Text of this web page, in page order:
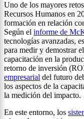
Uno de los mayores
Recursos Humanos en
formación en relación
Según el informe de
tecnologías avanzadas,
para medir y demostrar
capacitación en la
retorno de inversión
empresarial del futuro
los aspectos de la
la medición del impacto.
En este entorno, los